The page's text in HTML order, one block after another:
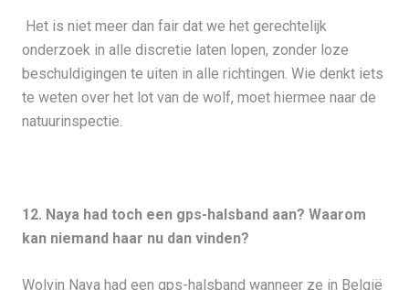
Het is niet meer dan fair dat we het gerechtelijk
onderzoek in alle discretie laten lopen, zonder loze
beschuldigingen te uiten in alle richtingen. Wie denkt iets
te weten over het lot van de wolf, moet hiermee naar de
natuurinspectie.
12. Naya had toch een gps-halsband aan? Waarom
kan niemand haar nu dan vinden?
Wolvin Naya had een gps-halsband wanneer ze in België